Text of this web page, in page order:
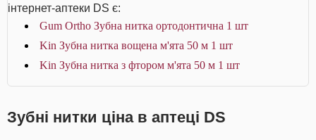
інтернет-аптеки DS є:
Gum Ortho Зубна нитка ортодонтична 1 шт
Kin Зубна нитка вощена м'ята 50 м 1 шт
Kin Зубна нитка з фтором м'ята 50 м 1 шт
Зубні нитки ціна в аптеці DS